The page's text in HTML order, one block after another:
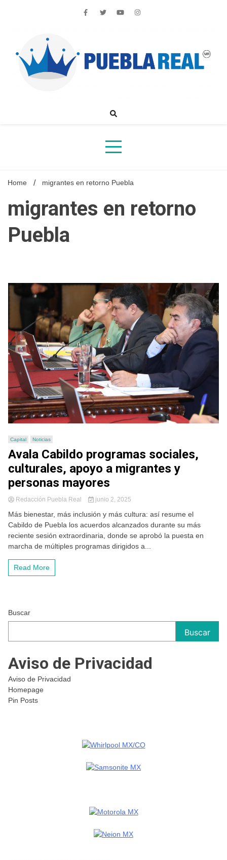
Noticias de actualidad de Puebla, México y el mundo
Home migrantes en retorno Puebla
migrantes en retorno
Puebla
Capital Noticias
Avala Cabildo programas sociales,
culturales, apoyo a migrantes y
personas mayores
Redacción Puebla Real junio 2, 2025
Más bienestar, más inclusión y más cultura: así resume el
Cabildo de Puebla los acuerdos alcanzados durante su más
reciente sesión extraordinaria, donde se aprobó la puesta en
marcha de múltiples programas dirigidos a...
Read More
Buscar
Buscar
Aviso de Privacidad
Aviso de Privacidad
Homepage
Pin Posts